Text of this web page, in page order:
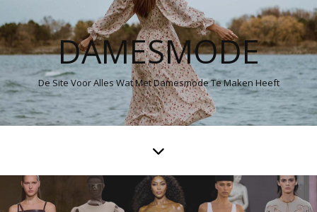
DAMESMODE
De Site Voor Alles Wat Met Damesmode Te Maken Heeft